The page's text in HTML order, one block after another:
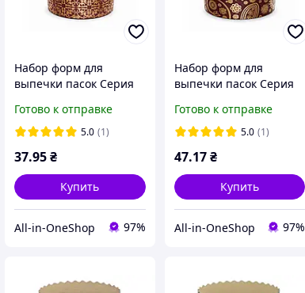
Набор форм для
выпечки пасок Серия
дизайн 1 (5шт/уп) ТМ
УКРАСА
Готово к отправке
5.0 (1)
37.95₴
Купить
All-in-OneShop 97%
Набор форм для
выпечки пасок Серия
дизайн 5 (5шт/уп) ТМ
УКРАСА
Готово к отправке
5.0 (1)
47.17 ₴
Купить
All-in-OneShop 97%